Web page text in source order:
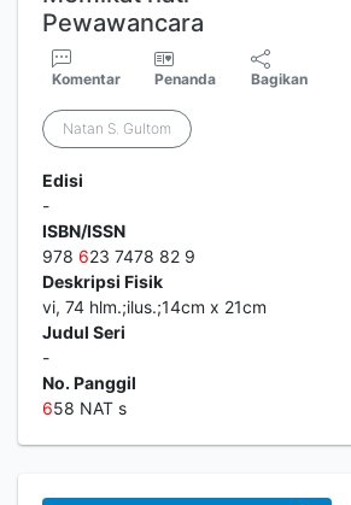
Pewawancara
Komentar Penanda Bagikan
Natan S. Gultom
Edisi
-
ISBN/ISSN
978 623 7478 82 9
Deskripsi Fisik
vi, 74 hlm.;ilus.;14cm x 21cm
Judul Seri
-
No. Panggil
658 NAT s